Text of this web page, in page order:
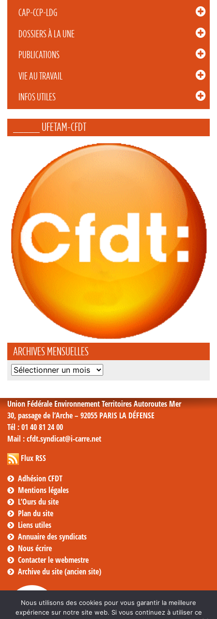
CAP-CCP-LDG
DOSSIERS À LA UNE
PUBLICATIONS
VIE AU TRAVAIL
INFOS UTILES
_____ UFETAM-CFDT
ARCHIVES MENSUELLES
Archives
Union Fédérale Environnement Territoires Autoroutes Mer
30, passage de l’Arche – 92055 PARIS LA DÉFENSE
Tél : 01 40 81 24 00
Mail : cfdt.syndicat@i-carre.net
Flux RSS
Adhésion CFDT
Mentions légales
L’Ours du site
Plan du site
Liens utiles
Annuaire des syndicats
Nous écrire
Contacter le webmestre
Archive du site (ancien site)
Nous utilisons des cookies pour vous garantir la meilleure
expérience sur notre site web. Si vous continuez à utiliser ce